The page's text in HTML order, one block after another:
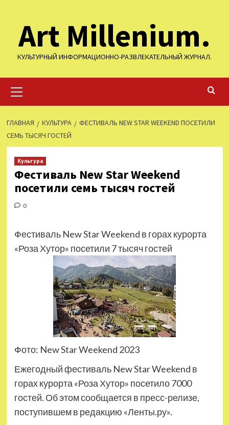
содержимому
Art Millenium.
КУЛЬТУРНЫЙ ИНФОРМАЦИОННО-РАЗВЛЕКАТЕЛЬНЫЙ ЖУРНАЛ.
меню
ГЛАВНАЯ КУЛЬТУРА
ФЕСТИВАЛЬ NEW STAR WEEKEND ПОСЕТИЛИ
СЕМЬ ТЫСЯЧ ГОСТЕЙ
Культура
Фестиваль New Star Weekend
посетили семь тысяч гостей
0
Фестиваль New Star Weekend в горах курорта
«Роза Хутор» посетили 7 тысяч гостей
Фото: New Star Weekend 2023
Ежегодный фестиваль New Star Weekend в
горах курорта «Роза Хутор» посетило 7000
гостей. Об этом сообщается в пресс-релизе,
поступившем в редакцию «Ленты.ру».